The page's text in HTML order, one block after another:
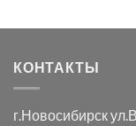
КОНТАКТЫ
г.Новосибирск